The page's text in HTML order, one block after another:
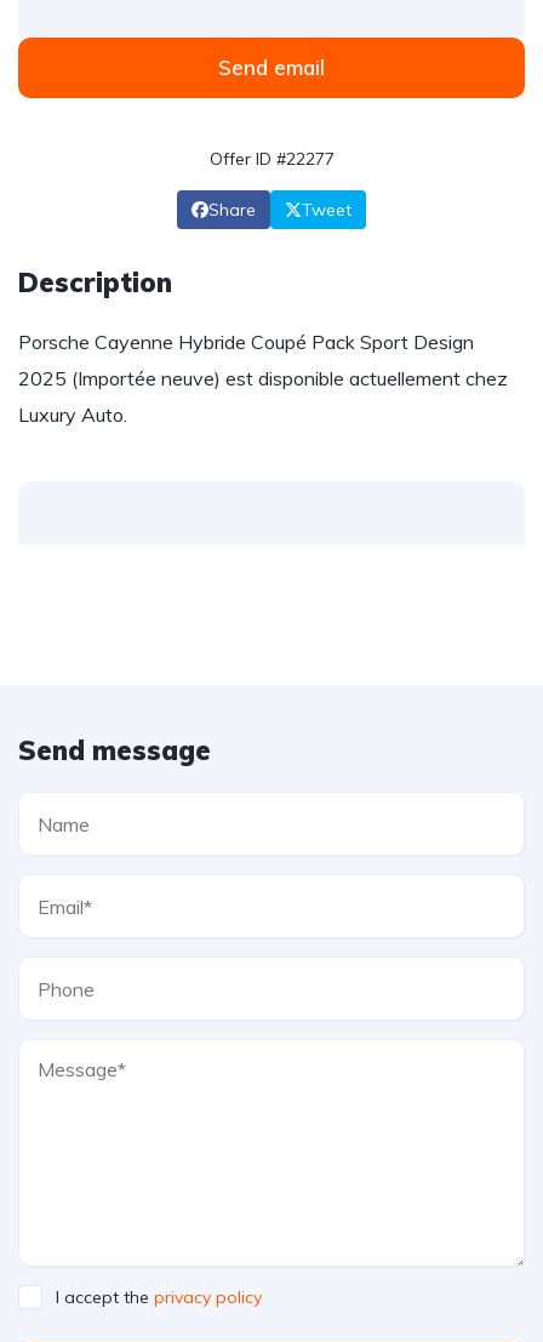
Send email
Offer ID #22277
Share Tweet
Description
Porsche Cayenne Hybride Coupé Pack Sport Design
2025 (Importée neuve) est disponible actuellement chez
Luxury Auto.
Send message
I accept the privacy policy